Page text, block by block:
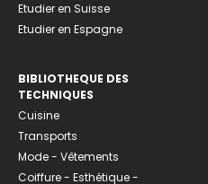
Etudier en Suisse
Etudier en Espagne
BIBLIOTHEQUE DES
TECHNIQUES
Cuisine
Transports
Mode - Vêtements
Coiffure - Esthétique -